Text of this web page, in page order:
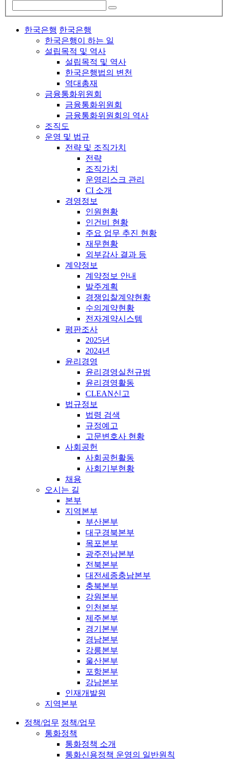
한국은행 한국은행
한국은행이 하는 일
설립목적 및 역사
설립목적 및 역사
한국은행법의 변천
역대총재
금융통화위원회
금융통화위원회
금융통화위원회의 역사
조직도
운영 및 법규
전략 및 조직가치
전략
조직가치
운영리스크 관리
CI 소개
경영정보
인원현황
인건비 현황
주요 업무 추진 현황
재무현황
외부감사 결과 등
계약정보
계약정보 안내
발주계획
경쟁입찰계약현황
수의계약현황
전자계약시스템
평판조사
2025년
2024년
윤리경영
윤리경영실천규범
윤리경영활동
CLEAN신고
법규정보
법령 검색
규정예고
고문변호사 현황
사회공헌
사회공헌활동
사회기부현황
채용
오시는 길
본부
지역본부
부산본부
대구경북본부
목포본부
광주전남본부
전북본부
대전세종충남본부
충북본부
강원본부
인천본부
제주본부
경기본부
경남본부
강릉본부
울산본부
포항본부
강남본부
인재개발원
지역본부
정책/업무 정책/업무
통화정책
통화정책 소개
통화신용정책 운영의 일반원칙